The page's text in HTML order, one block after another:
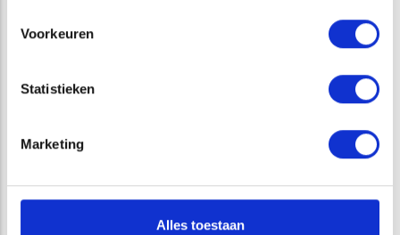
Voorkeuren
Statistieken
Marketing
Alles toestaan